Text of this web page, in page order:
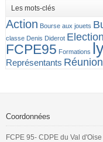
Les mots-clés
Action Bourse aux jouets
classe Denis Diderot Election
FCPE95 Formations
Représentants Réunion
Coordonnées
FCPE 95- CDPE du Val d'Oise